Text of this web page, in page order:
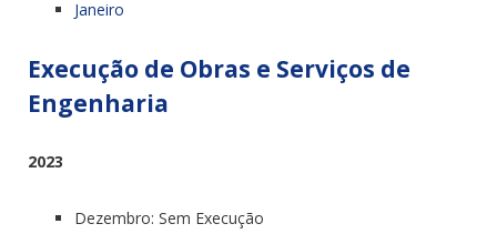
Janeiro
Execução de Obras e Serviços de
Engenharia
2023
Dezembro: Sem Execução